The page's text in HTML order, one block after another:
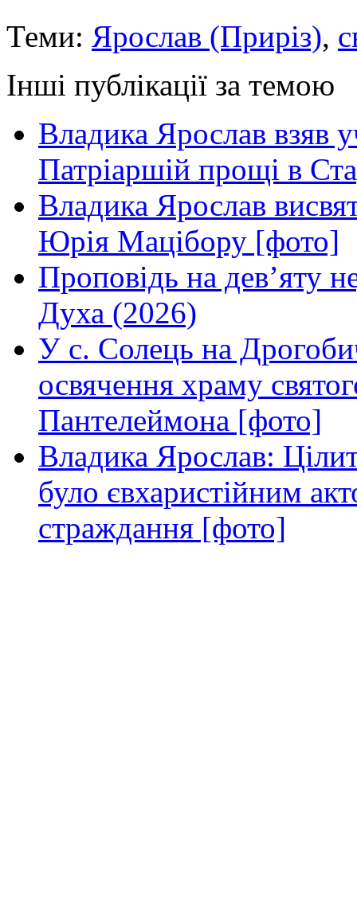
Теми: Ярослав (Приріз),
Інші публікації за темою
Владика Ярослав взяв
Патріаршій прощі в
Владика Ярослав
Юрія Мацібору [фото]
Проповідь на дев’яту
Духа (2026)
У с. Солець на
освячення храму
Пантелеймона [фото]
Владика Ярослав:
було євхаристійним
страждання [фото]